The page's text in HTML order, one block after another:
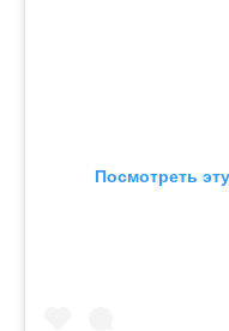
Посмотреть